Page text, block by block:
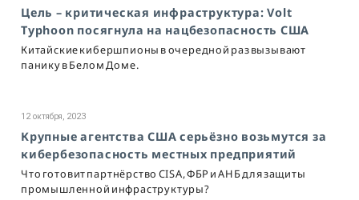
Цель – критическая инфраструктура: Volt
Typhoon посягнула на нацбезопасность США
Китайские кибершпионы в очередной раз вызывают
панику в Белом Доме.
12 октября, 2023
Крупные агентства США серьёзно возьмутся за
кибербезопасность местных предприятий
Что готовит партнёрство CISA, ФБР и АНБ для защиты
промышленной инфраструктуры?